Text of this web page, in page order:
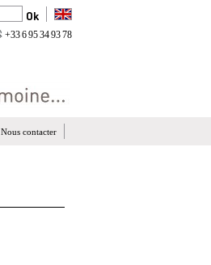
+33 6 95 34 93 78
Nous contacter